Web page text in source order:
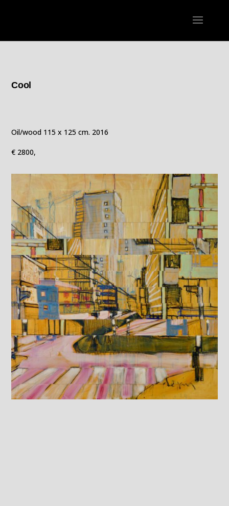
Cool
Oil/wood 115 x 125 cm. 2016
€ 2800,